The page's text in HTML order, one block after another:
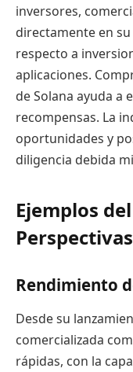
inversores,
directamente en
respecto a
aplicaciones.
de Solana ayuda a
recompensas. La
oportunidades y
diligencia debida
Ejemplos
Rendimiento
Desde su
comercializada
rápidas, con la